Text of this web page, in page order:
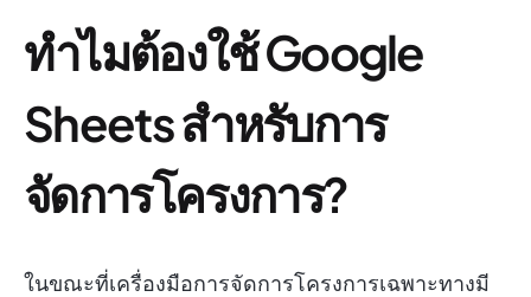
ทำไมต้องใช้ Google
Sheets สำหรับการ
จัดการโครงการ?
ในขณะที่เครื่องมือการจัดการโครงการเฉพาะทางมี